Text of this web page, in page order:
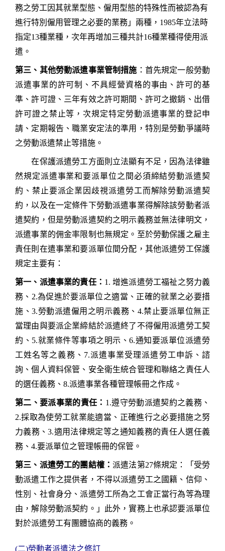
務之勞工因其就業型態、僱用型態的特殊性而被認為有
進行特別僱用管理之必要的業務」兩種， 1985年立法時
指定13種業種，次年再增加三種共計16種業種得使用派
遣。
第三、其他勞動派遣事業管制措施 ：首先規定一般勞動
派遣事業的許可制、不具經營資格的事由、許可的基
準、許可證、三年有效之許可期間、許可之撤銷、出借
許可證之禁止等，次規定特定勞動派遣事業的登記申
請、定期報告、職業安定法的準用，特別是勞動爭議時
之勞動派遣禁止等措施。
在保護派遣勞工方面則立法顯有不足，因為法律雖
然規定派遣事業和要派單位之間必須締結勞動派遣契
約、禁止要派企業因歧視派遣勞工而解除勞動派遣契
約，以及在一定條件下勞動派遣事業得解除該勞動者派
遣契約，但是勞動派遣契約之明示義務並無法律明文，
派遣事業的佣金率限制也無規定。至於勞動保護之雇主
責任則在遣事業和要派單位間分配，其他派遣勞工保護
規定主要有：
第一、派遣事業的責任： 1.增進派遣勞工福祉之努力義
務、 2.為促進於要派單位之適當、正確的就業之必要措
施、3.勞動派遣僱用之明示義務、 4.禁止要派單位無正
當理由與要派企業締結於派遣終了不得僱用派遣勞工契
約、 5.就業條件等事項之明示、6.通知要派單位派遣勞
工姓名等之義務、 7.派遣事業受理派遣勞工申訴、諮
詢、個人資料保管、安全衛生統合管理和聯絡之責任人
的選任義務、 8.派遣事業各種管理帳冊之作成。
第二、要派事業的責任： 1.遵守勞動派遣契約之義務、
2.採取為使勞工就業能適當、正確進行之必要措施之努
力義務、3.適用法律規定等之通知義務的責任人選任義
務、 4.要派單位之管理帳冊的保管。
第三、派遣勞工的團結權：派遣法第27條規定：「受勞
動派遣工作之提供者，不得以派遣勞工之國籍、信仰、
性別、社會身分、派遣勞工所為之工會正當行為等為理
由，解除勞動派契約。」此外，實務上也承認要派單位
對於派遣勞工有團體協商的義務。
(二)勞動者派遣法之修訂